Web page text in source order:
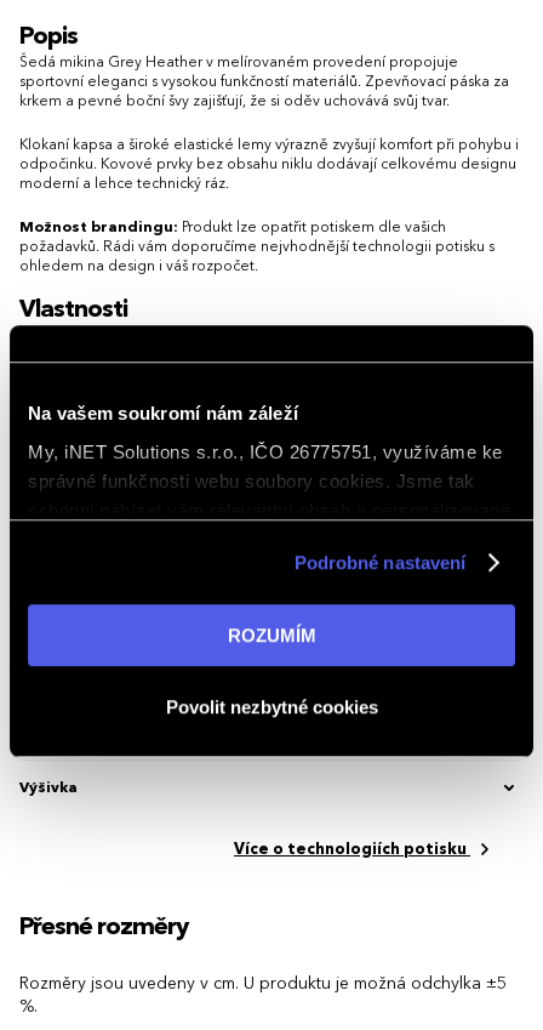
Na vašem soukromí nám záleží
My, iNET Solutions s.r.o., IČO 26775751, využíváme ke
správné funkčnosti webu soubory cookies. Jsme tak
v reklamní síti na ostatních webech. Kliknutím na tlačítko
informací navštivte naši stránkuzásadách ochrany
Podrobné nastavení
ROZUMÍM
Povolit nezbytné cookies
S
5XL
Popis
Šedá mikina Grey Heather v melírovaném provedení propojuje
sportovní eleganci s vysokou funkčností materiálů. Zpevňovací páska za
krkem a pevné boční švy zajišťují, že si oděv uchovává svůj tvar.
Klokaní kapsa a široké elastické lemy výrazně zvyšují komfort při pohybu i
odpočinku. Kovové prvky bez obsahu niklu dodávají celkovému designu
moderní a lehce technický ráz.
Možnost brandingu: Produkt lze opatřit potiskem dle vašich
požadavků. Rádi vám doporučíme nejvhodnější technologii potisku s
ohledem na design i váš rozpočet.
Vlastnosti
Hlavní barva Grey Heather
Materiál bavlna 70 %, polyester 30 %
Kód produktu 2.449881.399
Možnosti potisku
Výšivka
Více o technologiích potisku
Přesné rozměry
Rozměry jsou uvedeny v cm. U produktu je možná odchylka ±5
%.